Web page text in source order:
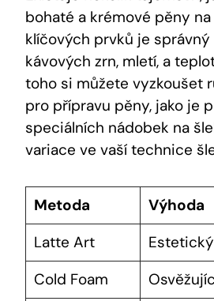
bohaté a krémové pěny
klíčových prvků je
kávových zrn, mletí, a
toho si můžete vyzkoušet
pro přípravu pěny, jako je
speciálních nádobek na
variace ve vaší technice
Metoda
Výhoda
Latte Art
Cold Foam